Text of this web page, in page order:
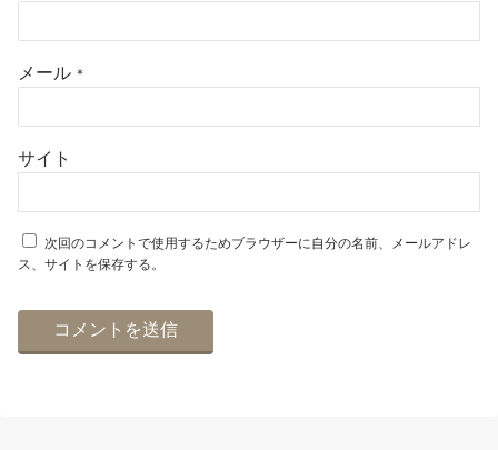
メール *
サイト
次回のコメントで使用するためブラウザーに自分の名前、メールアドレ
ス、サイトを保存する。